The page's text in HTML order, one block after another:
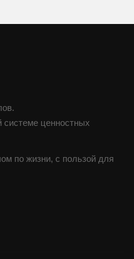
системе ценностных
по жизни, с пользой для